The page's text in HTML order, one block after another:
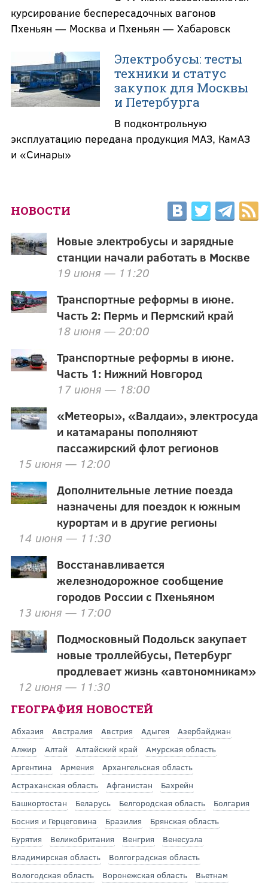
курсирование беспересадочных вагонов
Пхеньян — Москва и Пхеньян — Хабаровск
Электробусы: тесты
техники и статус
закупок для Москвы
и Петербурга
В подконтрольную
эксплуатацию передана продукция МАЗ, КамАЗ
и «Синары»
НОВОСТИ
Новые электробусы и зарядные
станции начали работать в Москве
19 июня — 11:20
Транспортные реформы в июне.
Часть 2: Пермь и Пермский край
18 июня — 20:00
Транспортные реформы в июне.
Часть 1: Нижний Новгород
17 июня — 18:00
«Метеоры», «Валдаи», электросуда
и катамараны пополняют
пассажирский флот регионов
15 июня — 12:00
Дополнительные летние поезда
назначены для поездок к южным
курортам и в другие регионы
14 июня — 11:30
Восстанавливается
железнодорожное сообщение
городов России с Пхеньяном
13 июня — 17:00
Подмосковный Подольск закупает
новые троллейбусы, Петербург
продлевает жизнь «автономникам»
12 июня — 11:30
ГЕОГРАФИЯ НОВОСТЕЙ
Абхазия Австралия Австрия Адыгея
Азербайджан
Алжир
Алтай Алтайский край
Амурская область
Аргентина
Армения
Архангельская область
Астраханская область
Афганистан
Бахрейн
Башкортостан
Беларусь Белгородская область
Болгария
Босния и Герцеговина
Бразилия
Брянская область
Бурятия
Великобритания Венгрия
Венесуэла
Владимирская область
Волгоградская область
Вологодская область
Воронежская область
Вьетнам